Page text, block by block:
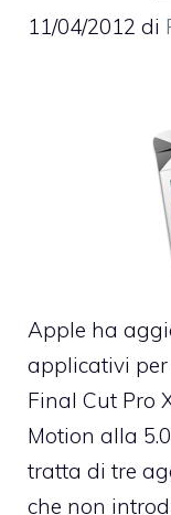
11/04/2012 di
Apple ha
applicativi
Final Cut Pro
Motion alla
tratta di tre
che non